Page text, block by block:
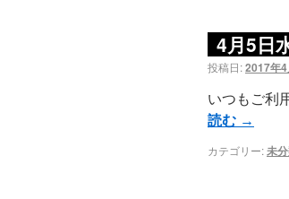
4月5日
投稿日:2017年
いつもご利
読む →
カテゴリー:未